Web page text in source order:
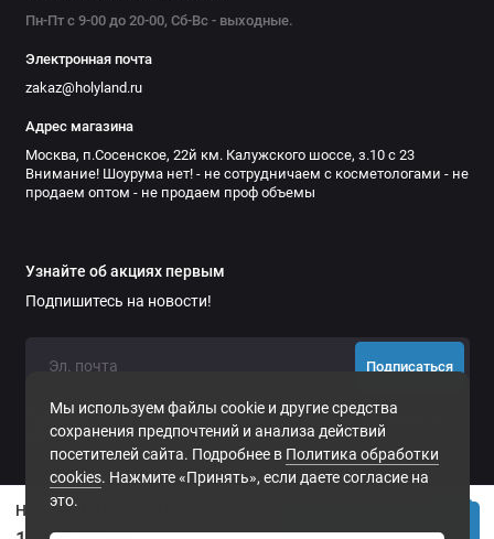
Мы используем файлы cookie и другие средства
сохранения предпочтений и анализа действий
посетителей сайта. Подробнее в Политика обработки
cookies. Нажмите «Принять», если даете согласие на
это.
Пн-Пт с 9-00 до 20-00, Сб-Вс - выходные.
Электронная почта
zakaz@holyland.ru
Адрес магазина
Москва, п.Сосенское, 22й км. Калужского шоссе, з.10 с 23
Внимание! Шоурума нет! - не сотрудничаем с косметологами - не
продаем оптом - не продаем проф объемы
Узнайте об акциях первым
Подпишитесь на новости!
Подписаться
Нажимая на кнопку «Подписаться», Вы даетесогласие на
обработку персональных данных.